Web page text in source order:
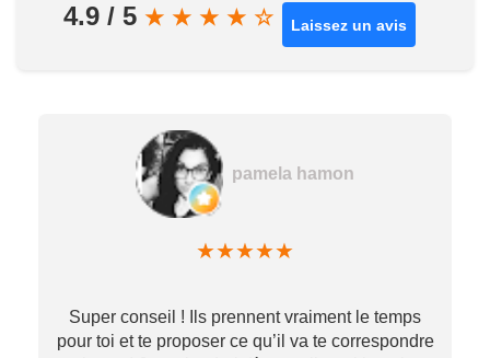
4.9 / 5 ★ ★ ★ ★ ☆ Laissez un avis
pamela hamon
★★★★★
Super conseil ! Ils prennent vraiment le temps
pour toi et te proposer ce qu’il va te correspondre